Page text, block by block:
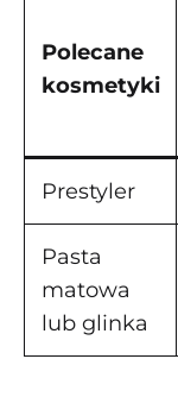
Polecane
kosmetyki
Prestyler
Pasta
matowa
lub glinka